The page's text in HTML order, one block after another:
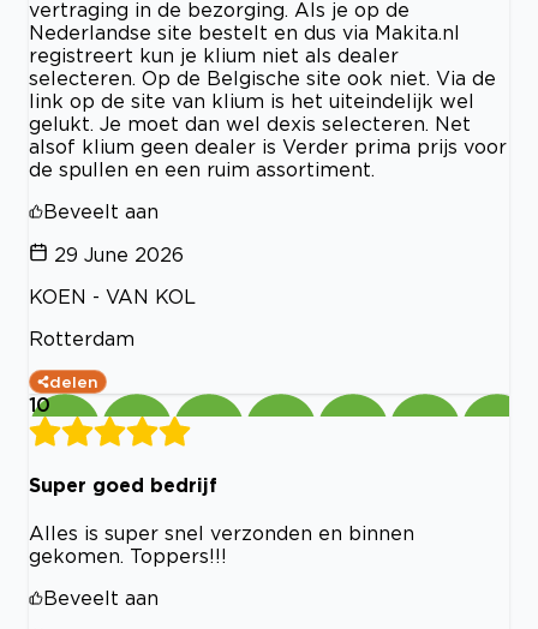
vertraging in de bezorging. Als je op de
Nederlandse site bestelt en dus via Makita.nl
registreert kun je klium niet als dealer
selecteren. Op de Belgische site ook niet. Via de
link op de site van klium is het uiteindelijk wel
gelukt. Je moet dan wel dexis selecteren. Net
alsof klium geen dealer is Verder prima prijs voor
de spullen en een ruim assortiment.
Beveelt aan
29 June 2026
KOEN - VAN KOL
Rotterdam
delen
10
Super goed bedrijf
Alles is super snel verzonden en binnen
gekomen. Toppers!!!
Beveelt aan